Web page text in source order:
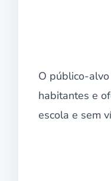
O público-
habitantes e
escola e sem